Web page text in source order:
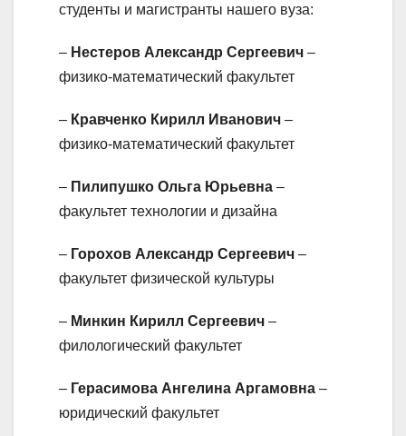
студенты и магистранты нашего вуза:
– Нестеров Александр Сергеевич –
физико-математический факультет
– Кравченко Кирилл Иванович –
физико-математический факультет
– Пилипушко Ольга Юрьевна –
факультет технологии и дизайна
– Горохов Александр Сергеевич –
факультет физической культуры
– Минкин Кирилл Сергеевич –
филологический факультет
– Герасимова Ангелина Аргамовна –
юридический факультет